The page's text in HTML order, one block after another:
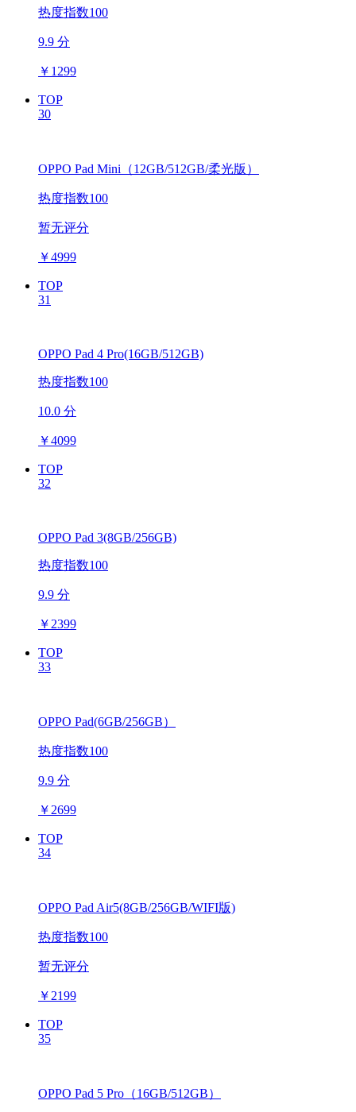
热度指数100
9.9 分
￥ 1299
TOP
30
OPPO Pad Mini（12GB/512GB/柔光版）
热度指数100
暂无评分
￥4999
TOP
31
OPPO Pad 4 Pro(16GB/512GB)
热度指数100
10.0 分
￥4099
TOP
32
OPPO Pad 3(8GB/256GB)
热度指数100
9.9 分
￥ 2399
TOP
33
OPPO Pad(6GB/256GB）
热度指数100
9.9 分
￥ 2699
TOP
34
OPPO Pad Air5(8GB/256GB/WIFI版)
热度指数100
暂无评分
￥ 2199
TOP
35
OPPO Pad 5 Pro（16GB/512GB）